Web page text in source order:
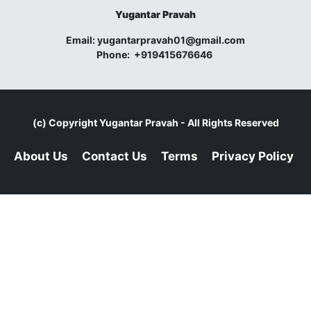
Yugantar Pravah
Email:yugantarpravah01@gmail.com
Phone: +919415676646
(c) CopyrightYugantar Pravah - All Rights Reserved
About Us Contact Us Terms Privacy Policy